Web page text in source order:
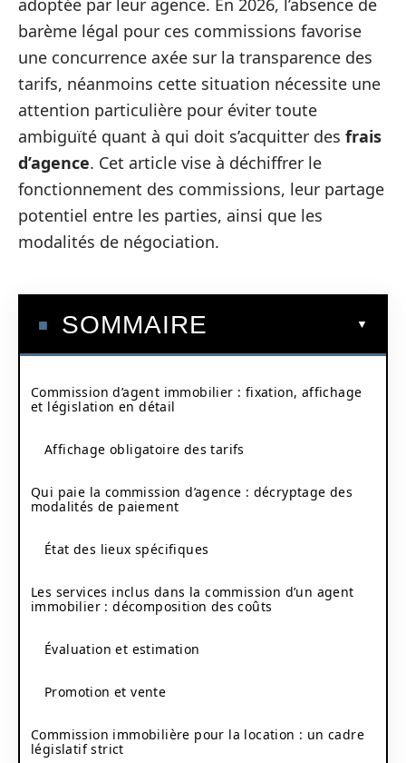
adoptée par leur agence. En 2026, l’absence de
barème légal pour ces commissions favorise
une concurrence axée sur la transparence des
tarifs, néanmoins cette situation nécessite une
attention particulière pour éviter toute
ambiguïté quant à qui doit s’acquitter des frais
d’agence. Cet article vise à déchiffrer le
fonctionnement des commissions, leur partage
potentiel entre les parties, ainsi que les
modalités de négociation.
SOMMAIRE
Commission d’agent immobilier : fixation, affichage
et législation en détail
Affichage obligatoire des tarifs
Qui paie la commission d’agence : décryptage des
modalités de paiement
État des lieux spécifiques
Les services inclus dans la commission d’un agent
immobilier : décomposition des coûts
Évaluation et estimation
Promotion et vente
Commission immobilière pour la location : un cadre
législatif strict